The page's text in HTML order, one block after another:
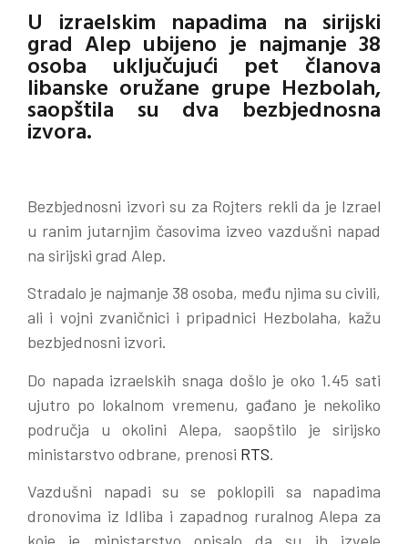
U izraelskim napadima na sirijski
grad Alep ubijeno je najmanje 38
osoba uključujući pet članova
libanske oružane grupe Hezbolah,
saopštila su dva bezbjednosna
izvora.
Bezbjednosni izvori su za Rojters rekli da je Izrael
u ranim jutarnjim časovima izveo vazdušni napad
na sirijski grad Alep.
Stradalo je najmanje 38 osoba, među njima su civili,
ali i vojni zvaničnici i pripadnici Hezbolaha, kažu
bezbjednosni izvori.
Do napada izraelskih snaga došlo je oko 1.45 sati
ujutro po lokalnom vremenu, gađano je nekoliko
područja u okolini Alepa, saopštilo je sirijsko
ministarstvo odbrane, prenosi RTS.
Vazdušni napadi su se poklopili sa napadima
dronovima iz Idliba i zapadnog ruralnog Alepa za